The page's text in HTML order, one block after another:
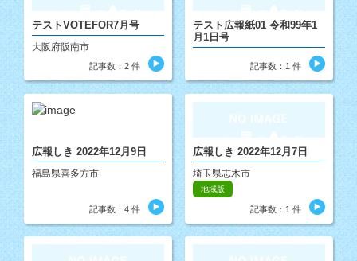
テストVOTEFOR7月号
大阪府阪南市
記事数：2 件
テスト広報紙01 令和99年1
月1日号
記事数：1 件
広報しき 2022年12月9日
福島県喜多方市
記事数：4 件
広報しき 2022年12月7日
埼玉県志木市
地域版
記事数：1 件